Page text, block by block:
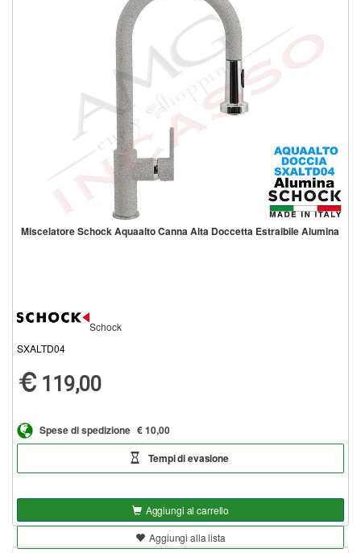
Miscelatore Schock Aquaalto Canna Alta Doccetta Estraibile Alumina
Schock
SXALTD04
119,00
Spese di spedizione € 10,00
Tempi di evasione
Aggiungi al carrello
Aggiungi alla lista